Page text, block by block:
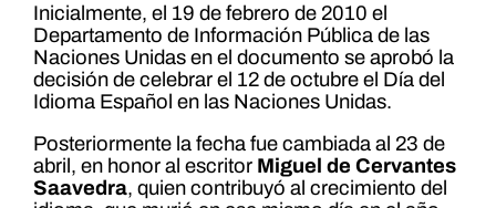
Inicialmente, el 19 de febrero de 2010 el
Departamento de Información Pública de las
Naciones Unidas en el documento se aprobó la
decisión de celebrar el 12 de octubre el Día del
Idioma Español en las Naciones Unidas.
Posteriormente la fecha fue cambiada al 23 de
abril, en honor al escritor Miguel de Cervantes
Saavedra, quien contribuyó al crecimiento del